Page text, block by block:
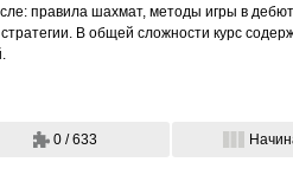
правила шахмат, методы игры в
В общей сложности курс
0 / 633